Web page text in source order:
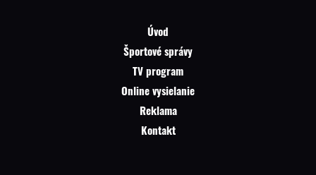
Úvod
Športové správy
TV program
Online vysielanie
Reklama
Kontakt